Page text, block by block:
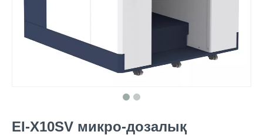
EI-X10SV микро-дозалық